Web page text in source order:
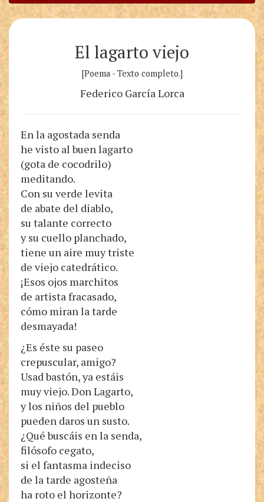
El lagarto viejo
[Poema - Texto completo.]
Federico García Lorca
En la agostada senda
he visto al buen lagarto
(gota de cocodrilo)
meditando.
Con su verde levita
de abate del diablo,
su talante correcto
y su cuello planchado,
tiene un aire muy triste
de viejo catedrático.
¡Esos ojos marchitos
de artista fracasado,
cómo miran la tarde
desmayada!
¿Es éste su paseo
crepuscular, amigo?
Usad bastón, ya estáis
muy viejo. Don Lagarto,
y los niños del pueblo
pueden daros un susto.
¿Qué buscáis en la senda,
filósofo cegato,
si el fantasma indeciso
de la tarde agosteña
ha roto el horizonte?